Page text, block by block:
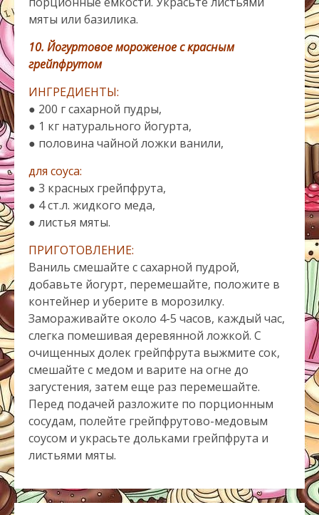
мяты или базилика.
10. Йогуртовое мороженое с красным
грейпфрутом
ИНГРЕДИЕНТЫ:
● 200 г сахарной пудры,
● 1 кг натурального йогурта,
● половина чайной ложки ванили,
для соуса:
● 3 красных грейпфрута,
● 4 ст.л. жидкого меда,
● листья мяты.
ПРИГОТОВЛЕНИЕ:
Ваниль смешайте с сахарной пудрой,
добавьте йогурт, перемешайте, положите в
контейнер и уберите в морозилку.
Замораживайте около 4-5 часов, каждый час,
слегка помешивая деревянной ложкой. С
очищенных долек грейпфрута выжмите сок,
смешайте с медом и варите на огне до
загустения, затем еще раз перемешайте.
Перед подачей разложите по порционным
сосудам, полейте грейпфрутово-медовым
соусом и украсьте дольками грейпфрута и
листьями мяты.